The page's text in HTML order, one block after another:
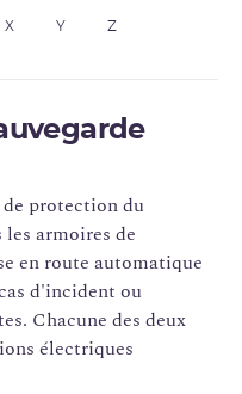
X Y Z
protection du
armoires de
en route automatique
d'incident ou
Chacune des deux
électriques